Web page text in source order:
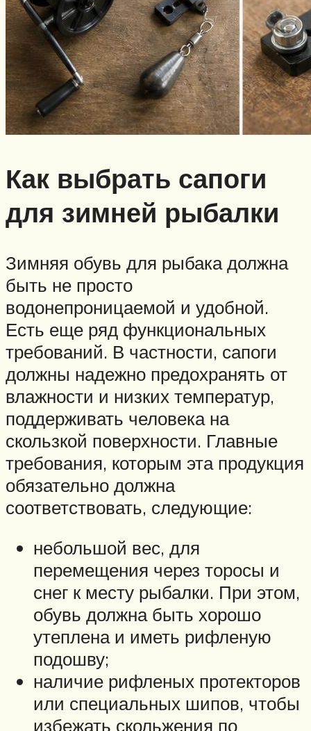
Как выбрать сапоги
для зимней рыбалки
Зимняя обувь для рыбака должна
быть не просто
водонепроницаемой и удобной.
Есть еще ряд функциональных
требований. В частности, сапоги
должны надежно предохранять от
влажности и низких температур,
поддерживать человека на
скользкой поверхности. Главные
требования, которым эта продукция
обязательно должна
соответствовать, следующие:
небольшой вес, для
перемещения через торосы и
снег к месту рыбалки. При этом,
обувь должна быть хорошо
утеплена и иметь рифленую
подошву;
наличие рифленых протекторов
или специальных шипов, чтобы
избежать скольжения по